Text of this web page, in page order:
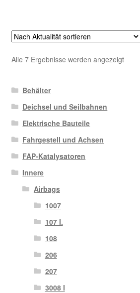
Alle 7 Ergebnisse werden angezeigtNach
Behälter
Deichsel und Seilbahnen
Elektrische Bauteile
Fahrgestell und Achsen
FAP-Katalysatoren
Innere
Airbags
1007
107 I.
108
206
207
3008 I